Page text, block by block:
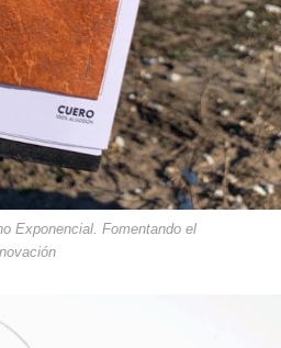
Exponencial. Fomentando el